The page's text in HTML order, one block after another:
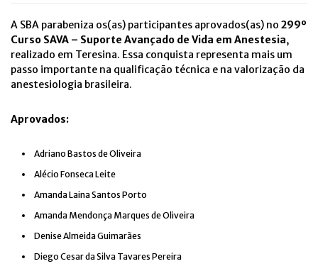
A SBA parabeniza os(as) participantes aprovados(as) no 299º
Curso SAVA – Suporte Avançado de Vida em Anestesia,
realizado em Teresina. Essa conquista representa mais um
passo importante na qualificação técnica e na valorização da
anestesiologia brasileira.
Aprovados:
Adriano Bastos de Oliveira
Alécio Fonseca Leite
Amanda Laina Santos Porto
Amanda Mendonça Marques de Oliveira
Denise Almeida Guimarães
Diego Cesar da Silva Tavares Pereira